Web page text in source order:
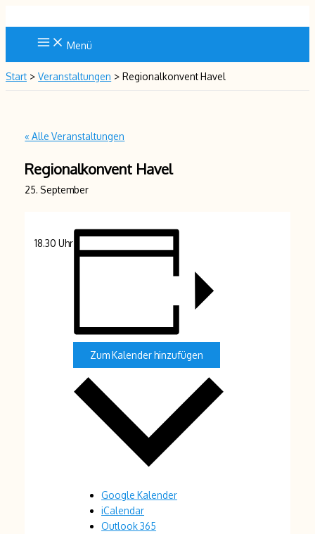
Inhalt
springen
Menü
Start Veranstaltungen Regionalkonvent Havel
« Alle Veranstaltungen
Regionalkonvent Havel
25. September
18.30 Uhr
Zum Kalender hinzufügen
Google Kalender
iCalendar
Outlook 365